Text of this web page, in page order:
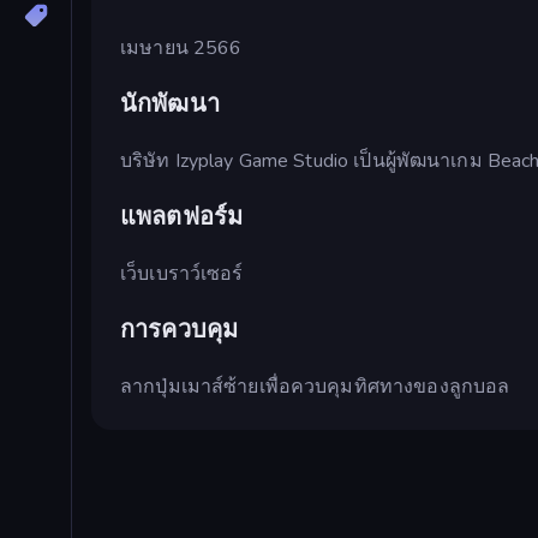
เมษายน 2566
นักพัฒนา
บริษัท Izyplay Game Studio เป็นผู้พัฒนาเกม
แพลตฟอร์ม
เว็บเบราว์เซอร์
การควบคุม
ลากปุ่มเมาส์ซ้ายเพื่อควบคุมทิศทางของลูกบอล